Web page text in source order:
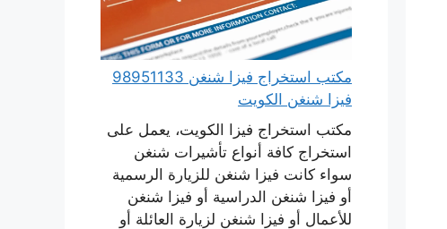
مكتب استخراج فيزا شنغن 98951133
فيزا شنغن الكويت
مكتب استخراج فيزا الكويت، يعمل على
استخراج كافة أنواع تأشيرات شنغن
سواء كانت فيزا شنغن للزيارة الرسمية
أو فيزا شنغن الدراسية أو فيزا شنغن
للأعمال أو فيزا شنغن لزيارة العائلة أو